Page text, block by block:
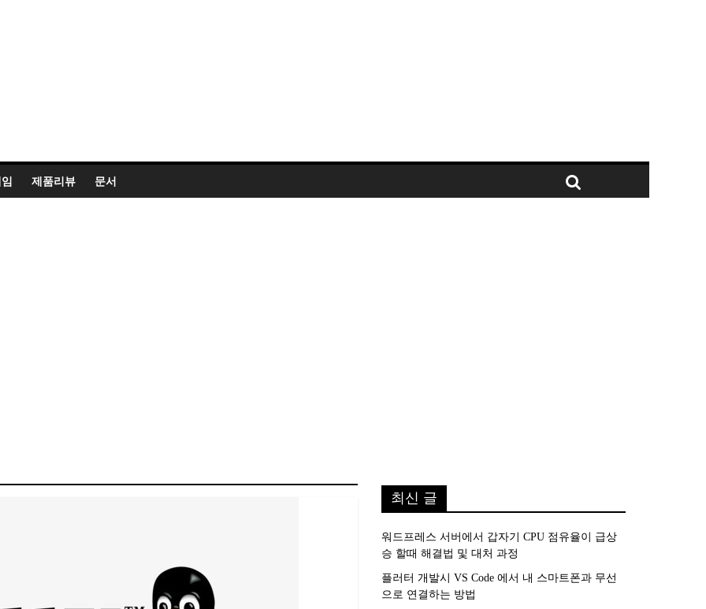
제품리뷰 문서
최신 글
워드프레스 서버에서 갑자기 CPU 점유율이 급상
승 할때 해결법 및 대처 과정
플러터 개발시 VS Code 에서 내 스마트폰과 무선
으로 연결하는 방법